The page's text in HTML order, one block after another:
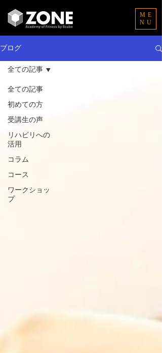
ME
NU
ブログ
全ての記事
初めての方
受講生の声
リハビリへの
活用
コラム
コース
ワークショッ
プ
全ての記事